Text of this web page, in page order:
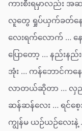
ကားစီးရမှာလည်း အဆ
လူတွေ ရှုပ်ယှက်ခတ်နေ
လေးရက်လောက် … န
ပြောတော့ … နည်းန
အုံး … ကန်ဘောင်က
လာတယ်ဆိုတာ … လှည့်
ဆန်ဆန်လေး … ရင်စ
ကျွန်မ ယဉ်ယဉ်လေးနဲ့